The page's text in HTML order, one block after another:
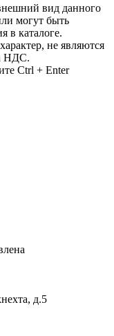
вид данного
могут быть
в каталоге.
не являются
НДС.
Ctrl + Enter
д.5